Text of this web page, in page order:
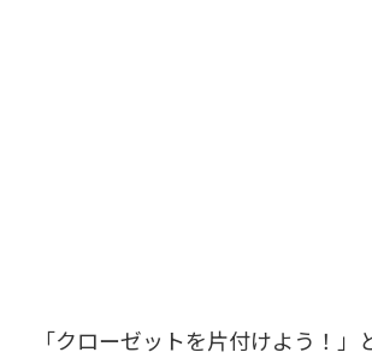
「クローゼットを片付けよう！」